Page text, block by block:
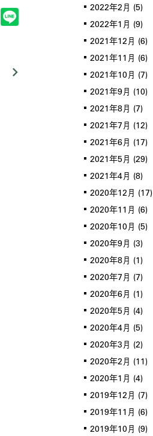
2022年2月 (5)
2022年1月 (9)
2021年12月 (6)
2021年11月 (6)
2021年10月 (7)
2021年9月 (10)
2021年8月 (7)
2021年7月 (12)
2021年6月 (17)
2021年5月 (29)
2021年4月 (8)
2020年12月 (17)
2020年11月 (6)
2020年10月 (5)
2020年9月 (3)
2020年8月 (1)
2020年7月 (7)
2020年6月 (1)
2020年5月 (4)
2020年4月 (5)
2020年3月 (2)
2020年2月 (11)
2020年1月 (4)
2019年12月 (7)
2019年11月 (6)
2019年10月 (9)